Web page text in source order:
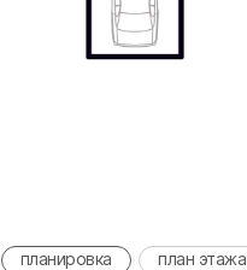
планировка план этажа